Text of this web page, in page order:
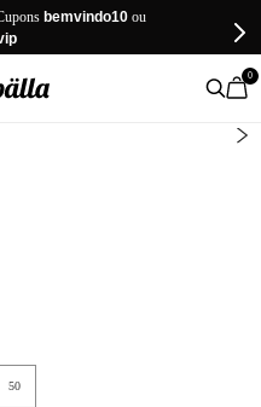
bemvindo10ou
0
50